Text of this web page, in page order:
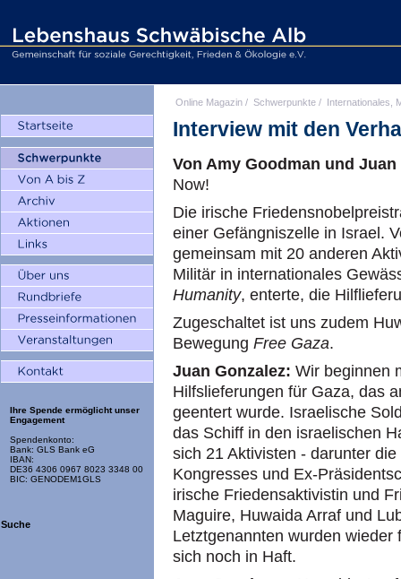
Ihre Spende ermöglicht unser
Engagement
Spendenkonto:
Bank: GLS Bank eG
IBAN:
DE36 4306 0967 8023 3348 00
BIC: GENODEM1GLS
Suche
Online Magazin / Schwerpunkte / Internationales,
Interview mit den
Von Amy Goodman und Juan
Now!
Die irische
einer Gefängniszelle in Israel.
gemeinsam mit 20 anderen
Militär in internationales
Humanity, enterte, die
Zugeschaltet ist uns zudem
Bewegung Free Gaza.
Juan Gonzalez: Wir beginnen
Hilfslieferungen für Gaza, das
geentert wurde. Israelische
das Schiff in den israelischen
sich 21 Aktivisten - darunter
Kongresses und Ex-
irische Friedensaktivistin und
Maguire, Huwaida Arraf und
Letztgenannten wurden
sich noch in Haft.